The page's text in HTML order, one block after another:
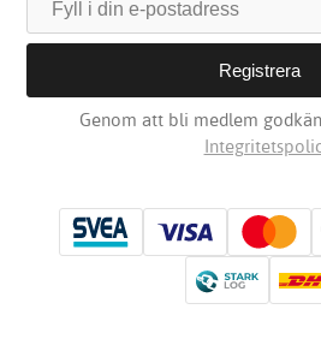
Genom att bli medlem